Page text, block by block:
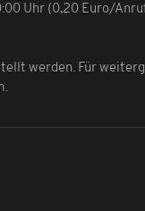
Uhr (0,20 Euro/
werden. Für
.